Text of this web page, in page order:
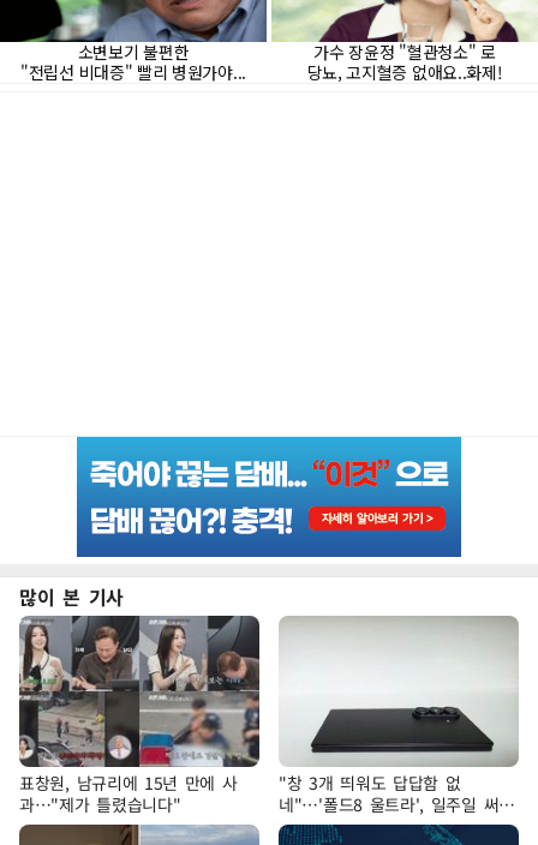
많이 본 기사
표창원, 남규리에 15년 만에 사
과…"제가 틀렸습니다"
"창 3개 띄워도 답답함 없
네"…'폴드8 울트라', 일주일 써보
니